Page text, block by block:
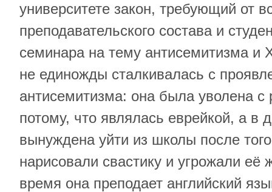
университете закон, требующий от
преподавательского состава и
семинара на тему антисемитизма и
не единожды сталкивалась с
антисемитизма: она была уволена с
потому, что являлась еврейкой, а в
вынуждена уйти из школы после
нарисовали свастику и угрожали её
время она преподает английский